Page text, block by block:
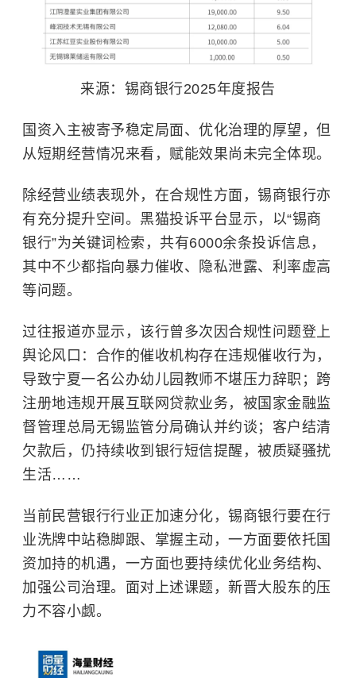
来源：锡商银行2025年度报告
国资入主被寄予稳定局面、优化治理的厚望，但
从短期经营情况来看，赋能效果尚未完全体现。
除经营业绩表现外，在合规性方面，锡商银行亦
有充分提升空间。黑猫投诉平台显示，以“锡商
银行”为关键词检索，共有6000余条投诉信息，
其中不少都指向暴力催收、隐私泄露、利率虚高
等问题。
过往报道亦显示，该行曾多次因合规性问题登上
舆论风口：合作的催收机构存在违规催收行为，
导致宁夏一名公办幼儿园教师不堪压力辞职；跨
注册地违规开展互联网贷款业务，被国家金融监
督管理总局无锡监管分局确认并约谈；客户结清
欠款后，仍持续收到银行短信提醒，被质疑骚扰
生活……
当前民营银行行业正加速分化，锡商银行要在行
业洗牌中站稳脚跟、掌握主动，一方面要依托国
资加持的机遇，一方面也要持续优化业务结构、
加强公司治理。面对上述课题，新晋大股东的压
力不容小觑。